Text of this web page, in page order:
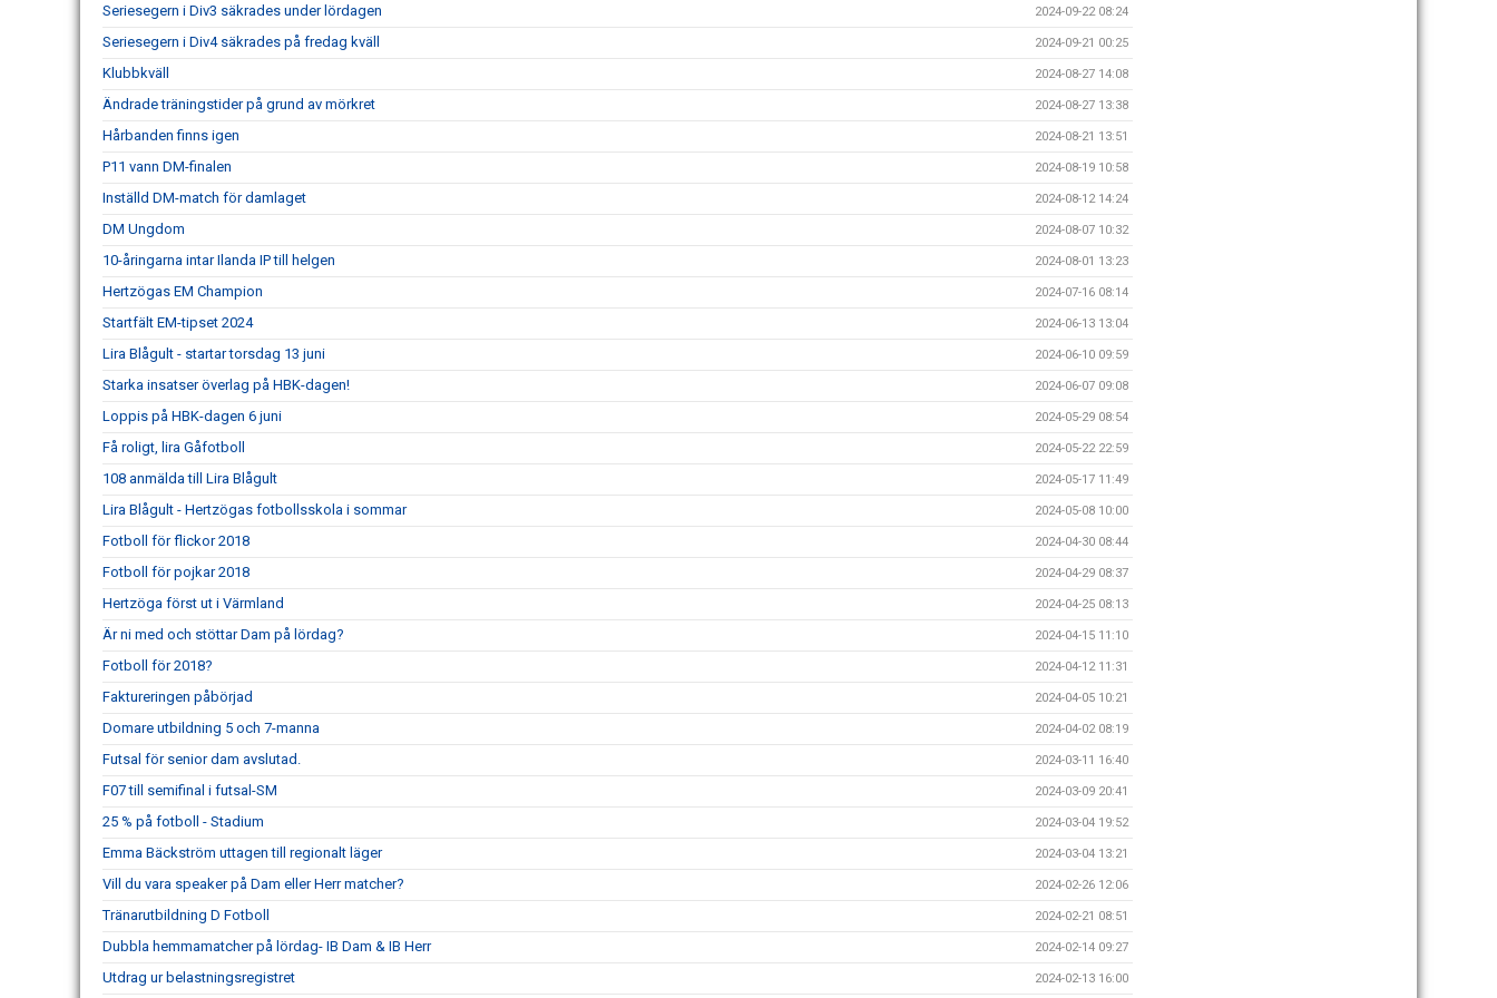
Seriesegern i Div3 säkrades under lördagen 2024-09-22 08:24
Seriesegern i Div4 säkrades på fredag kväll 2024-09-21 00:25
Klubbkväll 2024-08-27 14:08
Ändrade träningstider på grund av mörkret 2024-08-27 13:38
Hårbanden finns igen 2024-08-21 13:51
P11 vann DM-finalen 2024-08-19 10:58
Inställd DM-match för damlaget 2024-08-12 14:24
DM Ungdom 2024-08-07 10:32
10-åringarna intar Ilanda IP till helgen 2024-08-01 13:23
Hertzögas EM Champion 2024-07-16 08:14
Startfält EM-tipset 2024 2024-06-13 13:04
Lira Blågult - startar torsdag 13 juni 2024-06-10 09:59
Starka insatser överlag på HBK-dagen! 2024-06-07 09:08
Loppis på HBK-dagen 6 juni 2024-05-29 08:54
Få roligt, lira Gåfotboll 2024-05-22 22:59
108 anmälda till Lira Blågult 2024-05-17 11:49
Lira Blågult - Hertzögas fotbollsskola i sommar 2024-05-08 10:00
Fotboll för flickor 2018 2024-04-30 08:44
Fotboll för pojkar 2018 2024-04-29 08:37
Hertzöga först ut i Värmland 2024-04-25 08:13
Är ni med och stöttar Dam på lördag? 2024-04-15 11:10
Fotboll för 2018? 2024-04-12 11:31
Faktureringen påbörjad 2024-04-05 10:21
Domare utbildning 5 och 7-manna 2024-04-02 08:19
Futsal för senior dam avslutad. 2024-03-11 16:40
F07 till semifinal i futsal-SM 2024-03-09 20:41
25 % på fotboll - Stadium 2024-03-04 19:52
Emma Bäckström uttagen till regionalt läger 2024-03-04 13:21
Vill du vara speaker på Dam eller Herr matcher? 2024-02-26 12:06
Tränarutbildning D Fotboll 2024-02-21 08:51
Dubbla hemmamatcher på lördag- IB Dam & IB Herr 2024-02-14 09:27
Utdrag ur belastningsregistret 2024-02-13 16:00